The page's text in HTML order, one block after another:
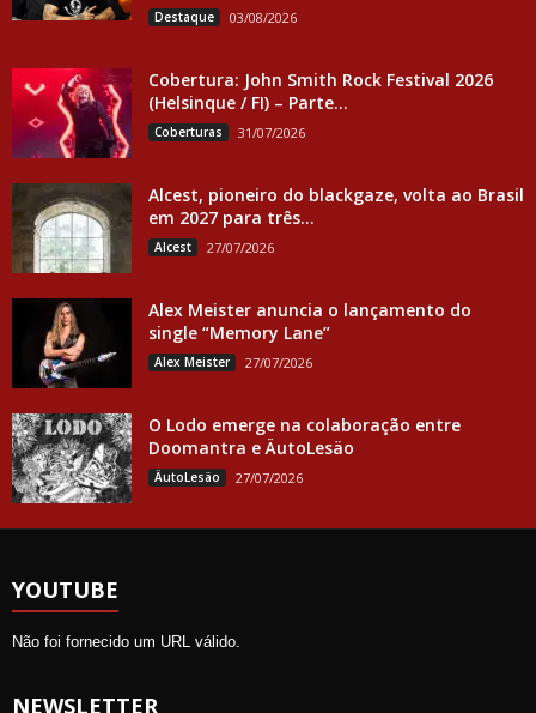
Destaque 03/08/2026
Cobertura: John Smith Rock Festival 2026
(Helsinque / FI) – Parte...
Coberturas 31/07/2026
Alcest, pioneiro do blackgaze, volta ao Brasil
em 2027 para três...
Alcest 27/07/2026
Alex Meister anuncia o lançamento do
single “Memory Lane”
Alex Meister 27/07/2026
O Lodo emerge na colaboração entre
Doomantra e ÄutoLesäo
ÄutoLesäo 27/07/2026
YOUTUBE
Não foi fornecido um URL válido.
NEWSLETTER